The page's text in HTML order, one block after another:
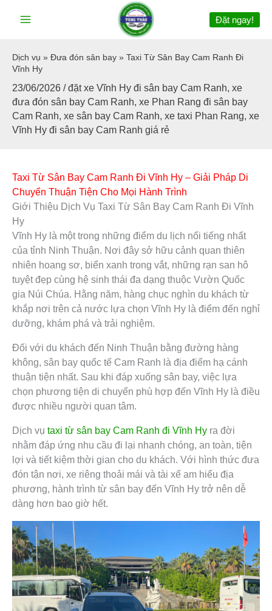
Đặt ngay!
Dịch vụ » Đưa đón sân bay » Taxi Từ Sân Bay Cam Ranh Đi
Vĩnh Hy
23/06/2026 /đặt xe Vĩnh Hy đi sân bay Cam Ranh, xe
đưa đón sân bay Cam Ranh, xe Phan Rang đi sân bay
Cam Ranh, xe sân bay Cam Ranh, xe taxi Phan Rang, xe
Vĩnh Hy đi sân bay Cam Ranh giá rẻ
Taxi Từ Sân Bay Cam Ranh Đi Vĩnh Hy – Giải Pháp Di
Chuyển Thuận Tiện Cho Mọi Hành Trình
Giới Thiệu Dịch Vụ Taxi Từ Sân Bay Cam Ranh Đi Vĩnh
Hy
Vĩnh Hy là một trong những điểm du lịch nổi tiếng nhất
của tỉnh Ninh Thuận. Nơi đây sở hữu cảnh quan thiên
nhiên hoang sơ, biển xanh trong vắt, những rạn san hô
tuyệt đẹp cùng hệ sinh thái đa dạng thuộc Vườn Quốc
gia Núi Chúa. Hằng năm, hàng chục nghìn du khách từ
khắp nơi trên cả nước lựa chọn Vĩnh Hy là điểm đến nghỉ
dưỡng, khám phá và trải nghiệm.
Đối với du khách đến Ninh Thuận bằng đường hàng
không, sân bay quốc tế Cam Ranh là địa điểm hạ cánh
thuận tiện nhất. Sau khi đáp xuống sân bay, việc lựa
chọn phương tiện di chuyển phù hợp đến Vĩnh Hy là điều
được nhiều người quan tâm.
Dịch vụ taxi từ sân bay Cam Ranh đi Vĩnh Hy ra đời
nhằm đáp ứng nhu cầu đi lại nhanh chóng, an toàn, tiện
lợi và tiết kiệm thời gian cho du khách. Với hình thức đưa
đón tận nơi, xe riêng thoải mái và tài xế am hiểu địa
phương, hành trình từ sân bay đến Vĩnh Hy trở nên dễ
dàng hơn bao giờ hết.